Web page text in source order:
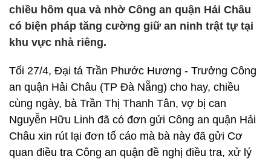
chiều hôm qua và nhờ Công an quận Hải Châu
có biện pháp tăng cường giữ an ninh trật tự tại
khu vực nhà riêng.
Tối 27/4, Đại tá Trần Phước Hương - Trưởng Công
an quận Hải Châu (TP Đà Nẵng) cho hay, chiều
cùng ngày, bà Trần Thị Thanh Tân, vợ bị can
Nguyễn Hữu Linh đã có đơn gửi Công an quận Hải
Châu xin rút lại đơn tố cáo mà bà này đã gửi Cơ
quan điều tra Công an quận đề nghị điều tra, xử lý